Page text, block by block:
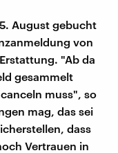
August gebucht
von
"Ab da
gesammelt
muss", so
mag, das sei
dass
Vertrauen in